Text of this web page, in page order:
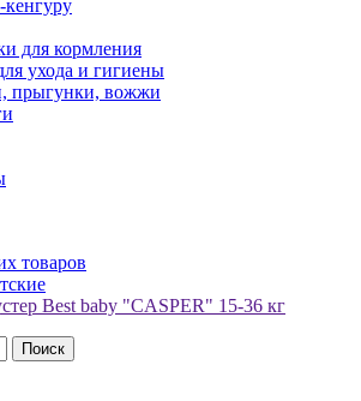
для кормления
ухода и гигиены
прыгунки, вожжи
товаров
Best baby "CASPER" 15-36 кг